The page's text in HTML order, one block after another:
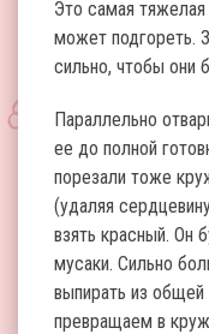
Это самая
может подгореть.
сильно, чтобы они
Параллельно
ее до полной
порезали тоже
(удаляя
взять красный. Он
мусаки. Сильно
выпирать из
превращаем в